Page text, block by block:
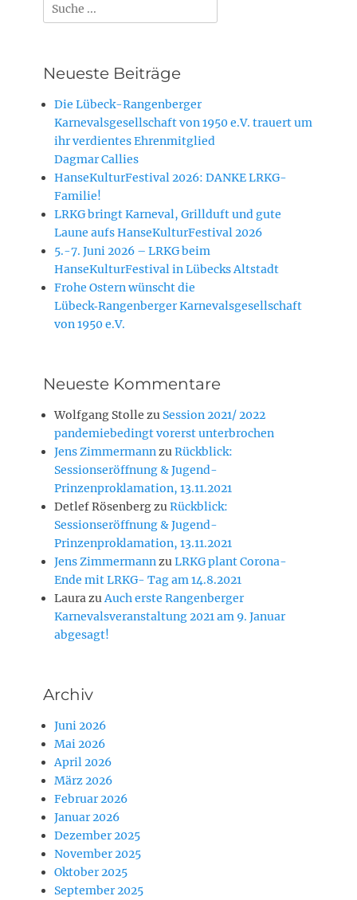
Suchen
nach:
Neueste Beiträge
Die Lübeck-Rangenberger
Karnevalsgesellschaft von 1950 e.V. trauert um
ihr verdientes Ehrenmitglied
Dagmar Callies
HanseKulturFestival 2026: DANKE LRKG-
Familie!
LRKG bringt Karneval, Grillduft und gute
Laune aufs HanseKulturFestival 2026
5.-7. Juni 2026 – LRKG beim
HanseKulturFestival in Lübecks Altstadt
Frohe Ostern wünscht die
Lübeck‑Rangenberger Karnevalsgesellschaft
von 1950 e.V.
Neueste Kommentare
Wolfgang Stolle zu Session 2021/ 2022
pandemiebedingt vorerst unterbrochen
Jens ZimmermannzuRückblick:
Sessionseröffnung & Jugend-
Prinzenproklamation, 13.11.2021
Detlef RösenbergzuRückblick:
Sessionseröffnung & Jugend-
Prinzenproklamation, 13.11.2021
Jens ZimmermannzuLRKG plant Corona-
Ende mit LRKG- Tag am 14.8.2021
LaurazuAuch erste Rangenberger
Karnevalsveranstaltung 2021 am 9. Januar
abgesagt!
Archiv
Juni 2026
Mai 2026
April 2026
März 2026
Februar 2026
Januar 2026
Dezember 2025
November 2025
Oktober 2025
September 2025